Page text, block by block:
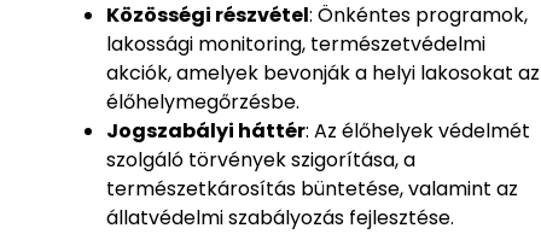
Közösségi részvétel: Önkéntes programok,
lakossági monitoring, természetvédelmi
akciók, amelyek bevonják a helyi lakosokat az
élőhelymegőrzésbe.
Jogszabályi háttér: Az élőhelyek védelmét
szolgáló törvények szigorítása, a
természetkárosítás büntetése, valamint az
állatvédelmi szabályozás fejlesztése.